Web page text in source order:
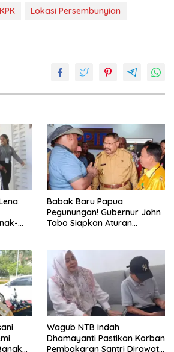
KPK
Lokasi Persembunyian
Babak Baru Papua
Pegunungan! Gubernur John
Tabo Siapkan Aturan
Wagub NTB Indah
Dhamayanti Pastikan Korban
Pembakaran Santri Dirawat